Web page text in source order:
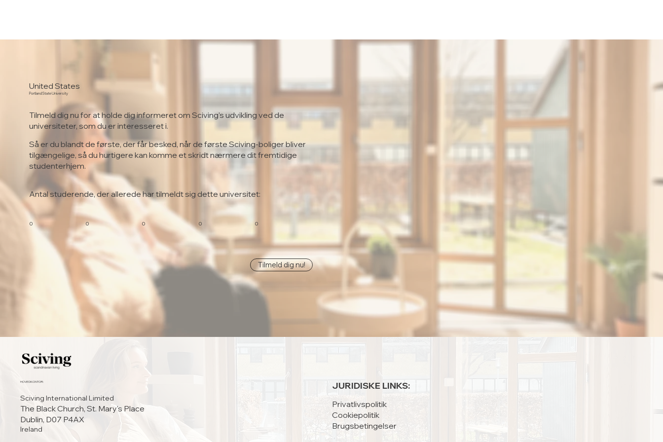
United States
Portland State University
Tilmeld dig nu for at holde dig informeret om Sciving's udvikling ved de
universiteter, som du er interesseret i.
Så er du blandt de første, der får besked, når de første Sciving-boliger bliver
tilgængelige, så du hurtigere kan komme et skridt nærmere dit fremtidige
studenterhjem.
Antal studerende, der allerede har tilmeldt sig dette universitet:
0
0
0
0
0
Tilmeld dig nu!
HOVEDKONTOR:
Sciving International Limited
The Black Church, St. Mary's Place
Dublin, D07 P4AX
Ireland
JURIDISKE LINKS:
Privatlivspolitik
Cookiepolitik
Brugsbetingelser